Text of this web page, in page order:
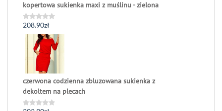
kopertowa sukienka maxi z muślinu - zielona
Oceniono
0
na
208.90zł
czerwona codzienna zbluzowana sukienka z
dekoltem na plecach